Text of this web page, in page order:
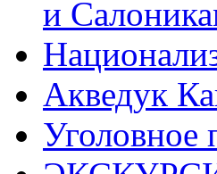
и
Акведук
Уголовное